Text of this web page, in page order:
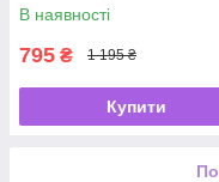
В наявності
795 ₴ 1 195 ₴
Купити